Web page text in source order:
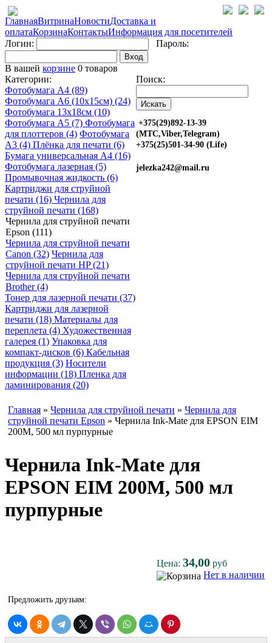
ГлавнаяВитринаНовостиДоставка и
оплатаКорзинаКонтактыИнформация для посетителей
Логин:
Пароль:
Вход
В вашей корзине 0 товаров
Категории:
Фотобумага A4 (89)
Фотобумага A6 (10х15см) (24)
Фотобумага 13х18см (10)
Фотобумага A5 (7) Фотобумага
для плоттеров (4) Фотобумага
A3 (4) Плёнка для печати (6)
Бумага универсальная A4 (16)
Фотобумага лазерная (5)
Промывочная жидкость (6)
Картриджи для струйной
печати (16) Чернила для
струйной печати (168)
Чернила для струйной печати
Epson (111)
Чернила для струйной печати
Canon (32) Чернила для
струйной печати HP (21)
Чернила для струйной печати
Brother (4)
Тонер для лазерной печати (37)
Картриджи для лазерной
печати (18) Материалы для
переплета (4) Художественная
галерея (1) Упаковка для
компакт-дисков (6) Кабельная
продукция (3) Носители
информации (18) Пленка для
ламинирования (20)
Поиск:
+375(29)892-13-39
(МТС,Viber,Telegram)
+375(25)501-34-90 (Life)
jelezka242@mail.ru
Главная » Чернила для струйной печати » Чернила для
струйной печати Epson » Чернила Ink-Mate для EPSON EIM
200M, 500 мл пурпурные
Чернила Ink-Mate для
EPSON EIM 200M, 500 мл
пурпурные
Цена: 34,00 руб
Нет в наличии
Предложить друзьям: